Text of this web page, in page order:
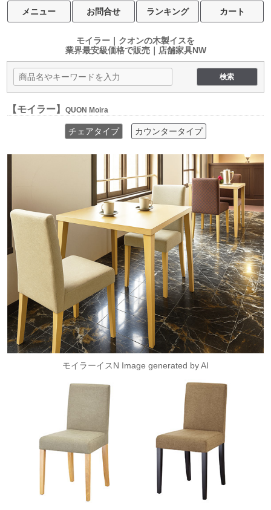
メニュー お問合せ ランキング カート
モイラー｜クオンの木製イスを
業界最安級価格で販売｜店舗家具NW
【モイラー】QUON Moira
チェアタイプ カウンタータイプ
モイラーイスN Image generated by AI